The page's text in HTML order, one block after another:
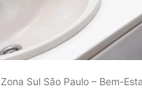
Sul São Paulo – Bem-